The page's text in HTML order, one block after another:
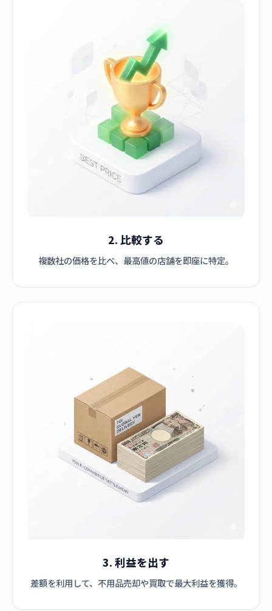
2. 比較する
複数社の価格を比べ、最高値の店舗を即座に特定。
3. 利益を出す
差額を利用して、不用品売却や買取で最大利益を獲得。